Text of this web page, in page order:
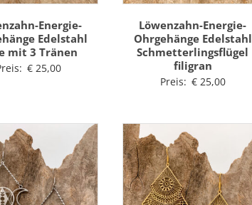
Energie-
Edelstahl
mit 3 Tränen
€25,00
Löwenzahn-Energie-
Ohrgehänge Edelstahl
Schmetterlingsflügel
filigran
Preis: €25,00